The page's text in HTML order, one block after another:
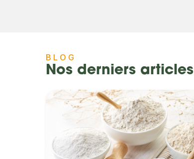
BLOG
Nos derniers articles